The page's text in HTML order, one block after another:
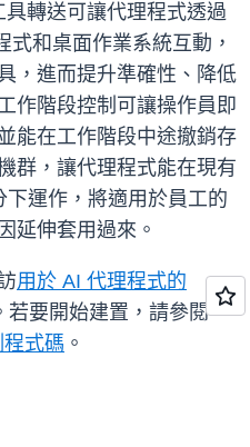
轉送可讓代理程式透過
式和桌面作業系統互動，
，進而提升準確性、降低
作階段控制可讓操作員即
能在工作階段中途撤銷存
群，讓代理程式能在現有
運作，將適用於員工的
延伸套用過來。
用於 AI 代理程式的
若要開始建置，請參閱
式碼 。